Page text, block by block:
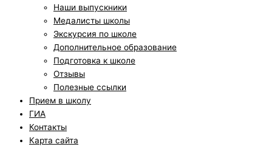
Наши выпускники
Медалисты школы
Экскурсия по школе
Дополнительное образование
Подготовка к школе
Отзывы
Полезные ссылки
Прием в школу
ГИА
Контакты
Карта сайта